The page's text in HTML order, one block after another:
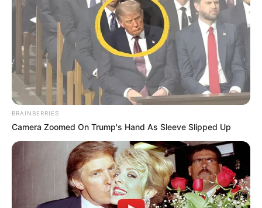
BRAINBERRIES
Camera Zoomed On Trump's Hand As Sleeve Slipped Up